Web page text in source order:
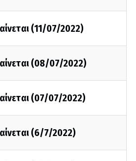
(11/07/2022)
(08/07/2022)
(07/07/2022)
(6/7/2022)